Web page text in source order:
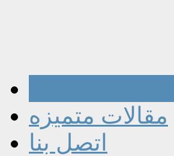
مقالات متميزه
اتصل بنا